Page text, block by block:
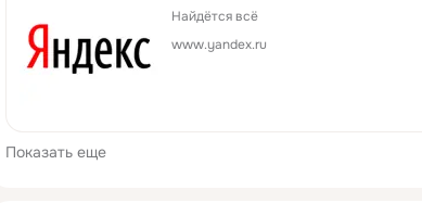
Найдётся всё
www.yandex.ru
Показать еще